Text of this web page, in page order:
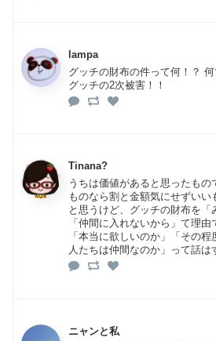
lampa
グッチの財布の件って何！？
グッチの2次被害！！
Tinana?
うちは価値があると思ったも
ものなら割と金額気にせずい
と思うけど、グッチの財布を「
「仲間に入れないから」て理
「本当に欲しいのか」「その
人たちは仲間なのか」って話は
ニャンと私